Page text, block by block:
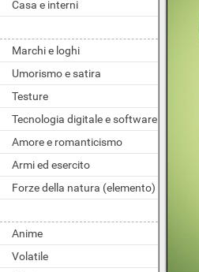
Casa e interni
Marchi e loghi
Umorismo e satira
Testure
Tecnologia digitale e software
Amore e romanticismo
Armi ed esercito
Forze della natura (elemento)
Anime
Volatile